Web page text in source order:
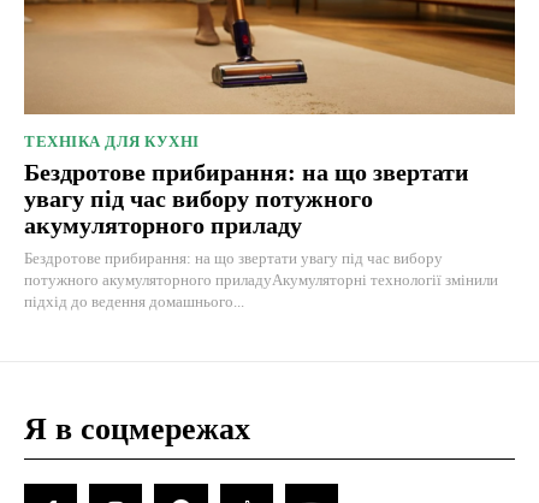
ТЕХНІКА ДЛЯ КУХНІ
Бездротове прибирання: на що звертати
увагу під час вибору потужного
акумуляторного приладу
Бездротове прибирання: на що звертати увагу під час вибору
потужного акумуляторного приладуАкумуляторні технології змінили
підхід до ведення домашнього...
Я в соцмережах